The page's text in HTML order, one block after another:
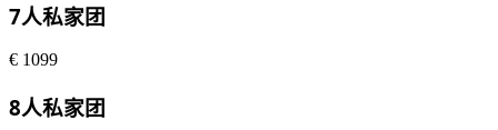
7人私家团
€ 1099
8人私家团